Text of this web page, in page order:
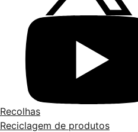
Recolhas
Reciclagem de produtos